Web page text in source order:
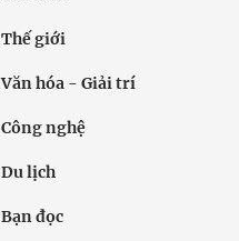
Thế giới
Văn hóa - Giải trí
Công nghệ
Du lịch
Bạn đọc